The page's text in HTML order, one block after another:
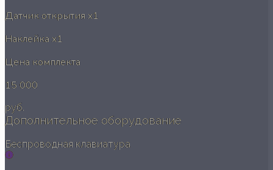
Датчик открытия x1
Наклейка x1
Цена комплекта
15 000
руб.
Дополнительное оборудование
Беспроводная клавиатура